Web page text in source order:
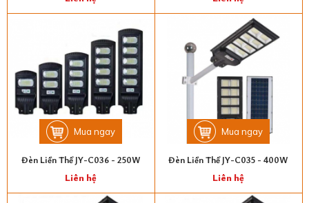
Mua ngay
Đèn Liền Thể JY-C036 - 250W
Liên hệ
Mua ngay
Đèn Liền Thể JY-C035 - 400W
Liên hệ